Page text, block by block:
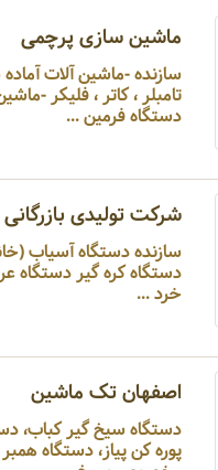
ماشین سازی پرچمی
سازنده -ماشین آلات
تامبلر
دستگاه فرمین ...
شرکت تولیدی
سازنده دستگاه
دستگاه کره گیر
خرد ...
اصفهان تک ماشین
دستگاه سیخ گیر کباب،
پوره کن پیاز، دستگاه